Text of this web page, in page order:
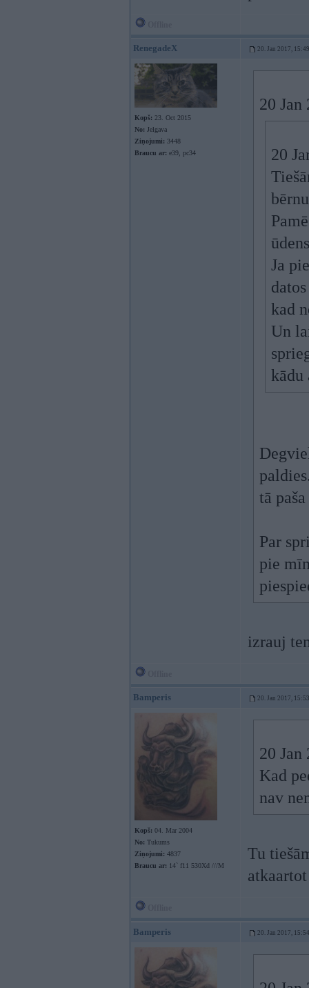
RenegadeX 20. Jan 2017, 15:49
Kopš: 23. Oct 2015
No: Jelgava
Ziņojumi: 3448
Braucu ar: e39, pc34
20
20
Ja
kad
Un
kādu
tā
Par
pie
izrauj
Bamperis 20. Jan 2017, 15:53
Kopš: 04. Mar 2004
No: Tukums
Ziņojumi: 4837
Braucu ar: 14` f11 530Xd ///M
20
Kad
nav
Tu
Bamperis 20. Jan 2017, 15:54